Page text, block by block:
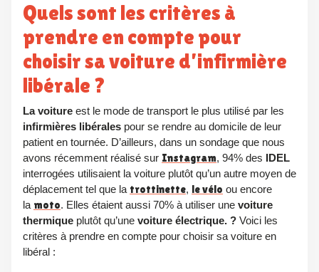
Quels sont les critères à
prendre en compte pour
choisir sa voiture d’infirmière
libérale ?
La voiture est le mode de transport le plus utilisé par les
infirmières libérales pour se rendre au domicile de leur
patient en tournée. D’ailleurs, dans un sondage que nous
avons récemment réalisé sur Instagram, 94% des
IDEL
interrogées utilisaient la voiture plutôt qu’un autre moyen de
déplacement tel que la trottinette, le vélo ou encore
la moto. Elles étaient aussi 70% à utiliser une voiture
thermique plutôt qu’une voiture électrique. ? Voici les
critères à prendre en compte pour choisir sa voiture en
libéral :